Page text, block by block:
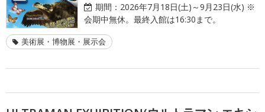
期間： 2026年7月18日(土)～9月23日(水) ※
会期中無休。最終入館は16:30まで。
美術展・博物展・展示会